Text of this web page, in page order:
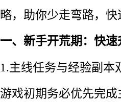
略，助你少走弯路，
一、新手开荒期：快
1.主线任务与经验副本
游戏初期务必优先完